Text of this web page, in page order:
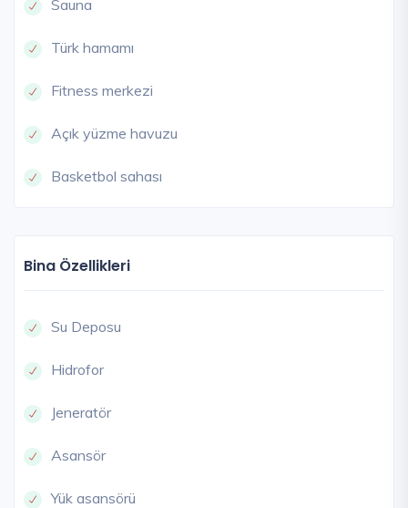
Sauna
Türk hamamı
Fitness merkezi
Açık yüzme havuzu
Basketbol sahası
Bina Özellikleri
Su Deposu
Hidrofor
Jeneratör
Asansör
Yük asansörü